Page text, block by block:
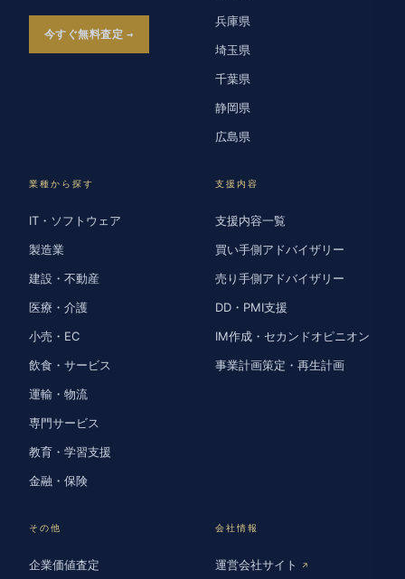
今すぐ無料査定
兵庫県
埼玉県
千葉県
静岡県
広島県
業種から探す
IT・ソフトウェア
製造業
建設・不動産
医療・介護
小売・EC
飲食・サービス
運輸・物流
専門サービス
教育・学習支援
金融・保険
支援内容
支援内容一覧
買い手側アドバイザリー
売り手側アドバイザリー
DD・PMI支援
IM作成・セカンドオピニオン
事業計画策定・再生計画
その他
企業価値査定
会社情報
運営会社サイト ↗